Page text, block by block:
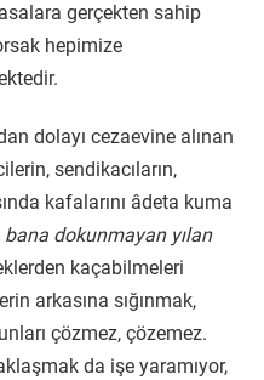
gerçekten sahip
hepimize
dolayı cezaevine alınan
sendikacıların,
kafalarını âdeta kuma
bana dokunmayan yılan
kaçabilmeleri
arkasına sığınmak,
çözmez, çözemez.
da işe yaramıyor,